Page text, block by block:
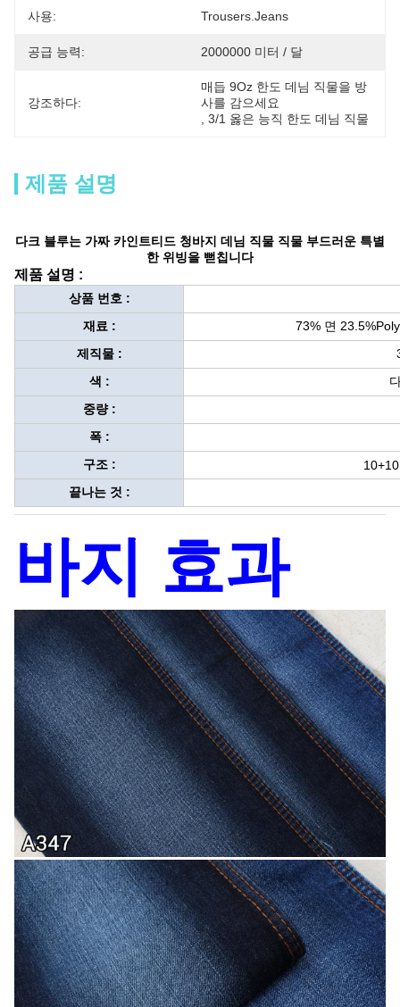
사용: Trousers.Jeans
공급 능력: 2000000 미터 / 달
강조하다:
매듭 9Oz 한도 데님 직물을 방
사를 감으세요
3/1 옳은 능직 한도 데님 직물
제품 설명
다크 블루는 가짜 카인트티드 청바지 데님 직물 직물 부드러운 특별
한 위빙을 뻗칩니다
제품 설명 :
상품 번호 :
재료 :
73% 면
제직물 :
색 :
중량 :
폭 :
구조 :
끝나는 것 :
바지 효과